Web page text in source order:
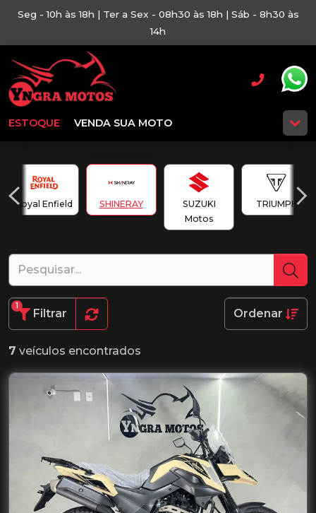
Seg - 10h às 18h | Ter a Sex - 08h30 às 18h | Sáb - 8h30 às
14h
ESTOQUE VENDA SUA MOTO
Royal Enfield SHINERAY
SUZUKI
Motos
TRIUMPH
Filtrar
1
Ordenar
7 veículos encontrados